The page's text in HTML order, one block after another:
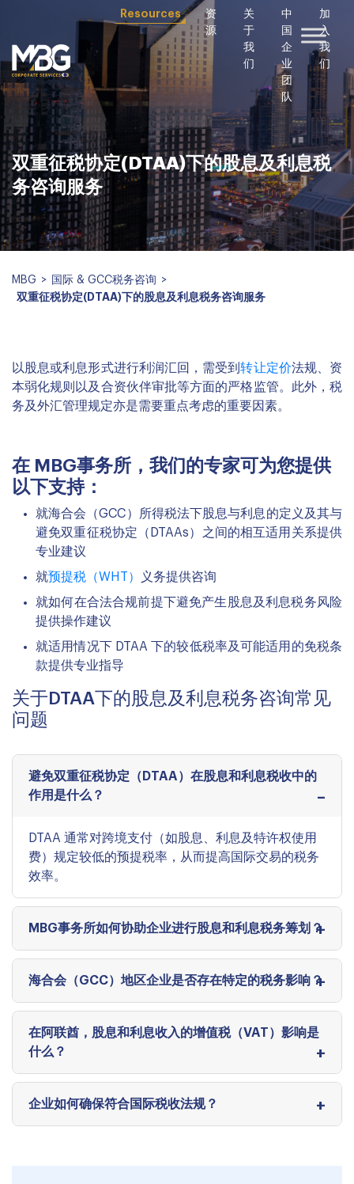
Resources
资
源
关
于
我
们
中
国
企
业
团
队
加
入
我
们
双重征税协定(DTAA)下的股息及利息税
务咨询服务
MBG > 国际 & GCC税务咨询
>
双重征税协定(DTAA)下的股息及利息税务咨询服务
以股息或利息形式进行利润汇回，需受到转让定价法规、资
本弱化规则以及合资伙伴审批等方面的严格监管。此外，税
务及外汇管理规定亦是需要重点考虑的重要因素。
在 MBG事务所，我们的专家可为您提供
以下支持：
就海合会（GCC）所得税法下股息与利息的定义及其与
避免双重征税协定（DTAAs）之间的相互适用关系提供
专业建议
就预提税（WHT）
义务提供咨询
就如何在合法合规前提下避免产生股息及利息税务风险
提供操作建议
就适用情况下 DTAA 下的较低税率及可能适用的免税条
款提供专业指导
关于DTAA下的股息及利息税务咨询常见
问题
避免双重征税协定（DTAA）在股息和利息税收中的
作用是什么？
DTAA 通常对跨境支付（如股息、利息及特许权使用
费）规定较低的预提税率，从而提高国际交易的税务
效率。
MBG事务所如何协助企业进行股息和利息税务筹划？
海合会（GCC）地区企业是否存在特定的税务影响？
在阿联酋，股息和利息收入的增值税（VAT）影响是
什么？
企业如何确保符合国际税收法规？